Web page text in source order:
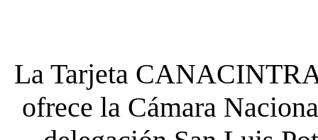
La Tarjeta
ofrece la Cámara